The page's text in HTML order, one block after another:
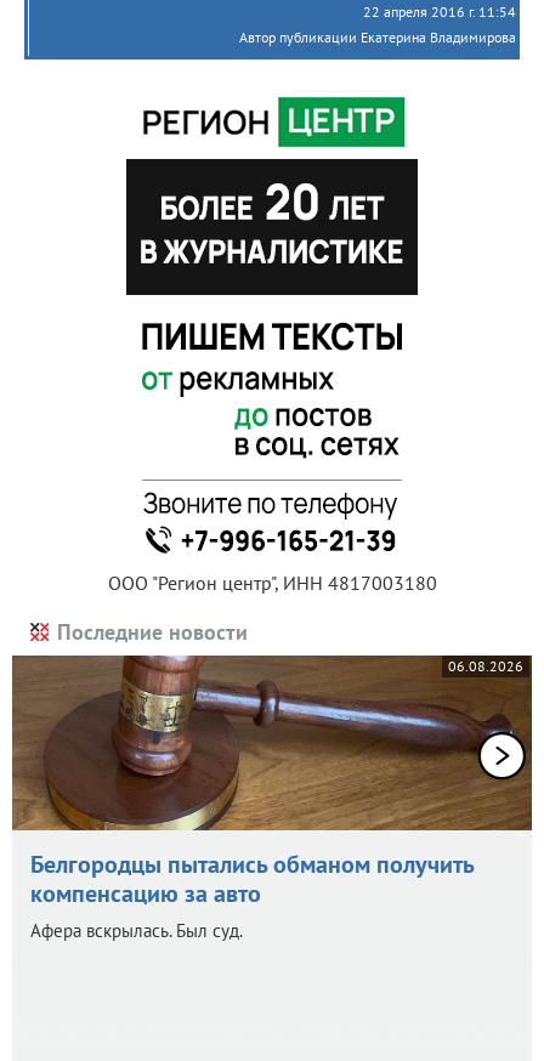
22 апреля 2016 г. 11:54
Автор публикации Екатерина Владимирова
ООО "Регион центр", ИНН 4817003180
Последние новости
06.08.2026
Белгородцы пытались обманом получить
компенсацию за авто
Афера вскрылась. Был суд.